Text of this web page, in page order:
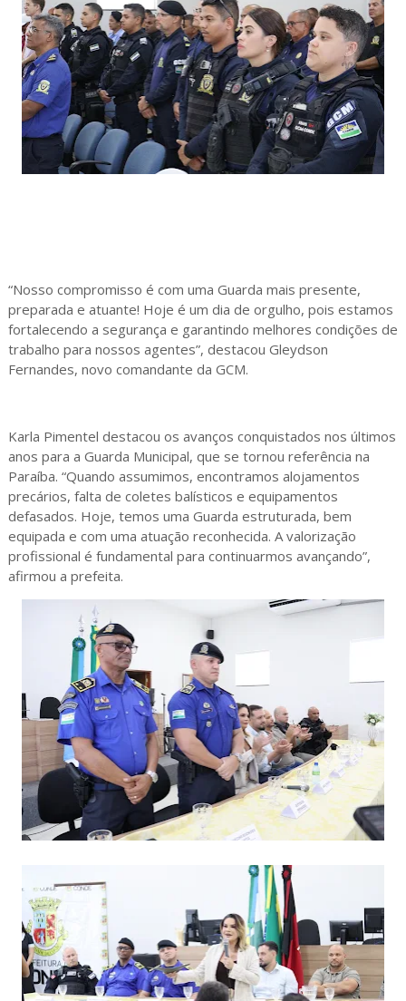
“Nosso compromisso é com uma Guarda mais presente,
preparada e atuante! Hoje é um dia de orgulho, pois estamos
fortalecendo a segurança e garantindo melhores condições de
trabalho para nossos agentes”, destacou Gleydson
Fernandes, novo comandante da GCM.
Karla Pimentel destacou os avanços conquistados nos últimos
anos para a Guarda Municipal, que se tornou referência na
Paraíba. “Quando assumimos, encontramos alojamentos
precários, falta de coletes balísticos e equipamentos
defasados. Hoje, temos uma Guarda estruturada, bem
equipada e com uma atuação reconhecida. A valorização
profissional é fundamental para continuarmos avançando”,
afirmou a prefeita.